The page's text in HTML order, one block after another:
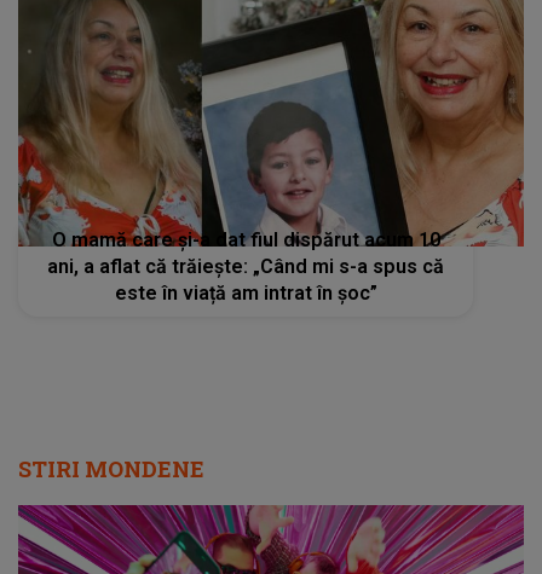
O mamă care și-a dat fiul dispărut acum 10
ani, a aflat că trăiește: „Când mi s-a spus că
este în viață am intrat în șoc”
STIRI MONDENE